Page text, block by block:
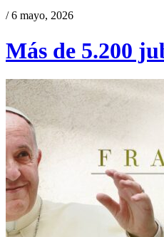
/ 6 mayo, 2026
Más de 5.200